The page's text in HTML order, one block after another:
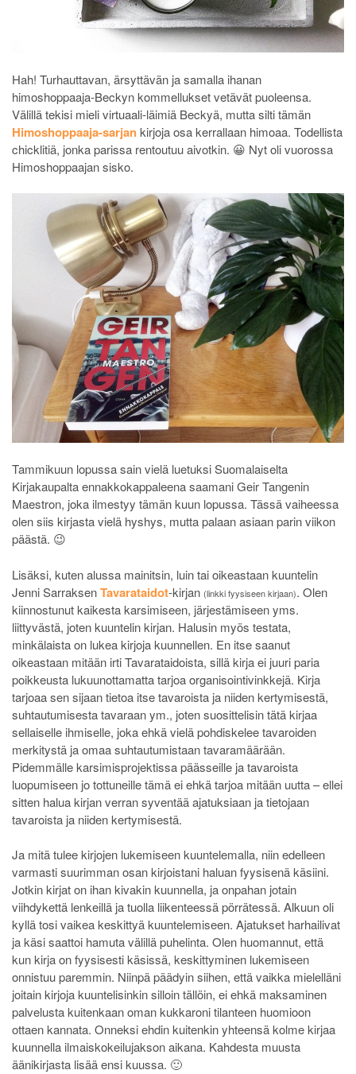
Hah! Turhauttavan, ärsyttävän ja samalla ihanan
himoshoppaaja-Beckyn kommellukset vetävät puoleensa.
Välillä tekisi mieli virtuaali-läimiä Beckyä, mutta silti tämän
Himoshoppaaja-sarjankirjoja osa kerrallaan himoaa. Todellista
chicklitiä, jonka parissa rentoutuu aivotkin. 😀 Nyt oli vuorossa
Himoshoppaajan sisko.
Tammikuun lopussa sain vielä luetuksi Suomalaiselta
Kirjakaupalta ennakkokappaleena saamani Geir Tangenin
Maestron, joka ilmestyy tämän kuun lopussa. Tässä vaiheessa
olen siis kirjasta vielä hyshys, mutta palaan asiaan parin viikon
päästä. 😉
Lisäksi, kuten alussa mainitsin, luin tai oikeastaan kuuntelin
Jenni SarraksenTavarataidot-kirjan (linkki fyysiseen kirjaan). Olen
kiinnostunut kaikesta karsimiseen, järjestämiseen yms.
liittyvästä, joten kuuntelin kirjan. Halusin myös testata,
minkälaista on lukea kirjoja kuunnellen. En itse saanut
oikeastaan mitään irti Tavarataidoista, sillä kirja ei juuri paria
poikkeusta lukuunottamatta tarjoa organisointivinkkejä. Kirja
tarjoaa sen sijaan tietoa itse tavaroista ja niiden kertymisestä,
suhtautumisesta tavaraan ym., joten suosittelisin tätä kirjaa
sellaiselle ihmiselle, joka ehkä vielä pohdiskelee tavaroiden
merkitystä ja omaa suhtautumistaan tavaramäärään.
Pidemmälle karsimisprojektissa päässeille ja tavaroista
luopumiseen jo tottuneille tämä ei ehkä tarjoa mitään uutta – ellei
sitten halua kirjan verran syventää ajatuksiaan ja tietojaan
tavaroista ja niiden kertymisestä.
Ja mitä tulee kirjojen lukemiseen kuuntelemalla, niin edelleen
varmasti suurimman osan kirjoistani haluan fyysisenä käsiini.
Jotkin kirjat on ihan kivakin kuunnella, ja onpahan jotain
viihdykettä lenkeillä ja tuolla liikenteessä pörrätessä. Alkuun oli
kyllä tosi vaikea keskittyä kuuntelemiseen. Ajatukset harhailivat
ja käsi saattoi hamuta välillä puhelinta. Olen huomannut, että
kun kirja on fyysisesti käsissä, keskittyminen lukemiseen
onnistuu paremmin. Niinpä päädyin siihen, että vaikka mielelläni
joitain kirjoja kuuntelisinkin silloin tällöin, ei ehkä maksaminen
palvelusta kuitenkaan oman kukkaroni tilanteen huomioon
ottaen kannata. Onneksi ehdin kuitenkin yhteensä kolme kirjaa
kuunnella ilmaiskokeilujakson aikana. Kahdesta muusta
äänikirjasta lisää ensi kuussa. 🙂